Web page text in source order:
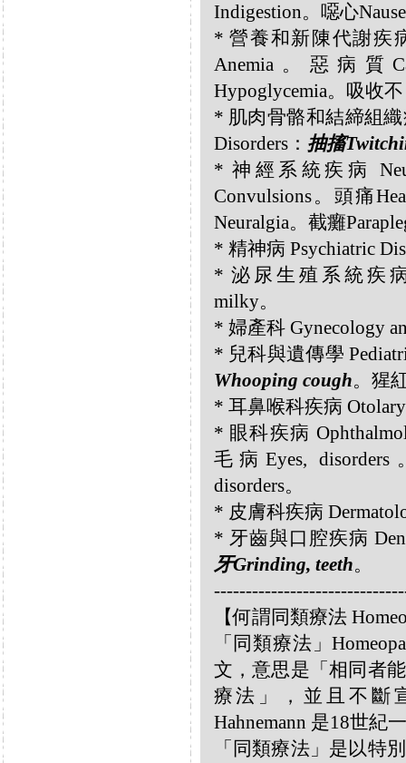
Indigestion。噁心
* 營養和新陳代謝疾
Anemia。惡病質
Hypoglycemia。吸收
* 肌肉骨骼和結締組織
Disorders： 抽搐
* 神經系統疾病
Convulsions。頭痛
Neuralgia。截癱
* 精神病 Psychiatric
* 泌尿生殖系統疾病
milky。
* 婦產科 Gynecology
* 兒科與遺傳學
Whooping cough。猩
* 耳鼻喉科疾病
* 眼科疾病
毛病Eyes,
disorders。
* 皮膚科疾病
* 牙齒與口腔疾病
牙Grinding, teeth。
【何謂同類療法
「同類療法」
文，意思是「相同者
療法」，並且不斷
Hahnemann 是18世紀
「同類療法」是以特